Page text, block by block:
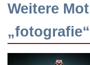
Weitere
„fotografie“